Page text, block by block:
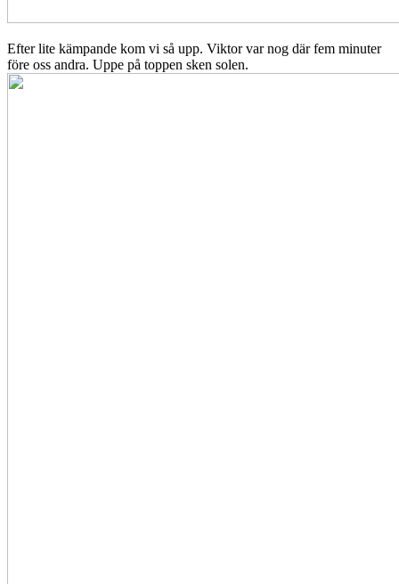
Efter lite kämpande kom vi så upp. Viktor var nog där fem minuter
före oss andra. Uppe på toppen sken solen.